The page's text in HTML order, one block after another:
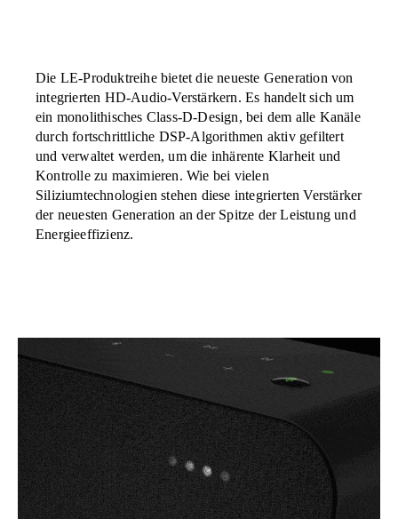
Die LE-Produktreihe bietet die neueste Generation von
integrierten HD-Audio-Verstärkern. Es handelt sich um
ein monolithisches Class-D-Design, bei dem alle Kanäle
durch fortschrittliche DSP-Algorithmen aktiv gefiltert
und verwaltet werden, um die inhärente Klarheit und
Kontrolle zu maximieren. Wie bei vielen
Siliziumtechnologien stehen diese integrierten Verstärker
der neuesten Generation an der Spitze der Leistung und
Energieeffizienz.